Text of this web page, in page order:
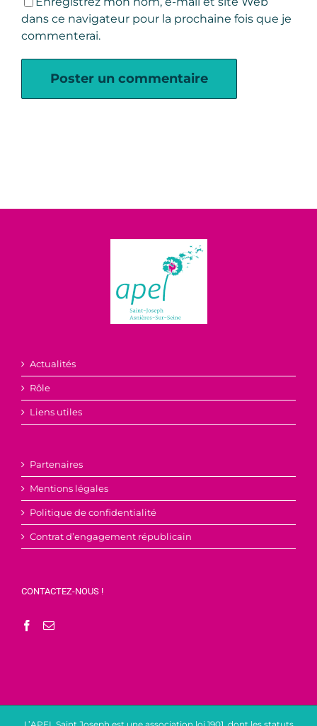
dans ce navigateur pour la prochaine fois que je
commenterai.
Actualités
Rôle
Liens utiles
Partenaires
Mentions légales
Politique de confidentialité
Contrat d’engagement républicain
CONTACTEZ-NOUS !